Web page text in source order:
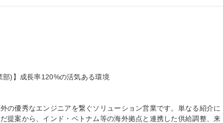
)】成長率120%の活気ある環境
の優秀なエンジニアを繋ぐソリューション営業です。単なる紹介に
提案から、インド・ベトナム等の海外拠点と連携した供給調整、来